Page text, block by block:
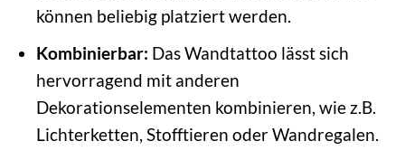
können beliebig platziert werden.
Kombinierbar: Das Wandtattoo lässt sich
hervorragend mit anderen
Dekorationselementen kombinieren, wie z.B.
Lichterketten, Stofftieren oder Wandregalen.